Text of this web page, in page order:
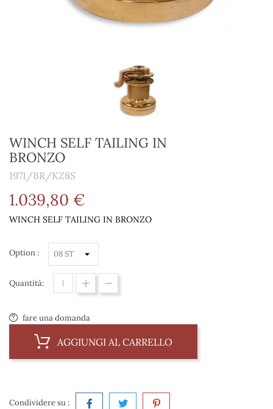
WINCH SELF TAILING IN
BRONZO
1971/BR/KZ8S
1.039,80 €
WINCH SELF TAILING IN BRONZO
Option :
Quantità:
fare una domanda
AGGIUNGI AL CARRELLO
Condividere su :